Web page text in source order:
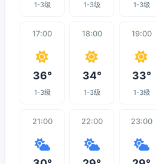
1-3级 1-3级 1-3级
17:00
36°
1-3级
18:00
34°
1-3级
19:00
33°
1-3级
21:00 22:00 23:00